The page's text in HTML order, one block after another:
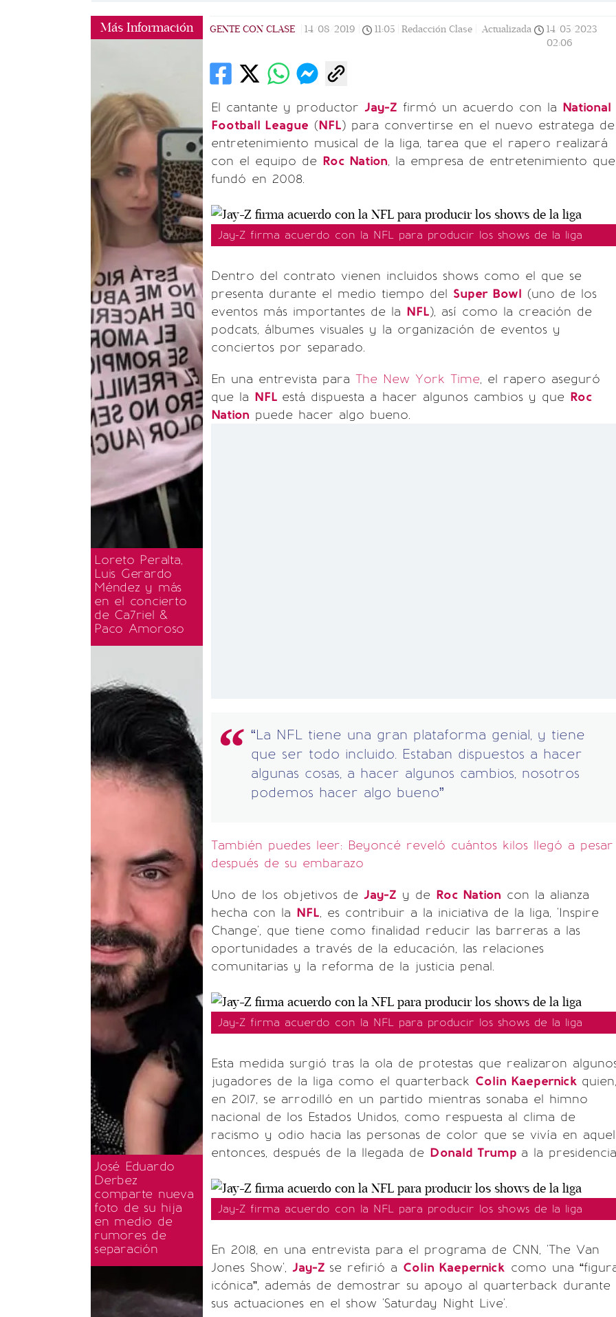
Más Información
Loreto Peralta,
Luis Gerardo
Méndez y más
en el concierto
de Ca7riel &
Paco Amoroso
José Eduardo
Derbez
comparte nueva
foto de su hija
en medio de
rumores de
separación
GENTE CON CLASE 14/08/2019 11:05 Redacción Clase | Actualizada
14/05/2023
02:06
El cantante y productor Jay-Z firmó un acuerdo con la National
Football League (NFL) para convertirse en el nuevo estratega de
entretenimiento musical de la liga, tarea que el rapero realizará
con el equipo de Roc Nation, la empresa de entretenimiento que
fundó en 2008.
Jay-Z firma acuerdo con la NFL para producir los shows de la liga
Dentro del contrato vienen incluidos shows como el que se
presenta durante el medio tiempo del Super Bowl (uno de los
eventos más importantes de la NFL), así como la creación de
podcats, álbumes visuales y la organización de eventos y
conciertos por separado.
En una entrevista para The New York Time, el rapero aseguró
que la NFL está dispuesta a hacer algunos cambios y que Roc
Nation puede hacer algo bueno.
“La NFL tiene una gran plataforma genial, y tiene
que ser todo incluido. Estaban dispuestos a hacer
algunas cosas, a hacer algunos cambios, nosotros
podemos hacer algo bueno”
También puedes leer: Beyoncé reveló cuántos kilos llegó a pesar
después de su embarazo
Uno de los objetivos de Jay-Z y de Roc Nation con la alianza
hecha con la NFL, es contribuir a la iniciativa de la liga, 'Inspire
Change', que tiene como finalidad reducir las barreras a las
oportunidades a través de la educación, las relaciones
comunitarias y la reforma de la justicia penal.
Jay-Z firma acuerdo con la NFL para producir los shows de la liga
Esta medida surgió tras la ola de protestas que realizaron
jugadores de la liga como el quarterback Colin Kaepernick quien,
en 2017, se arrodilló en un partido mientras sonaba el himno
nacional de los Estados Unidos, como respuesta al clima de
racismo y odio hacia las personas de color que se vivía en aquel
entonces, después de la llegada de Donald Trump a la
Jay-Z firma acuerdo con la NFL para producir los shows de la liga
En 2018, en una entrevista para el programa de CNN, 'The Van
Jones Show', Jay-Z se refirió a Colin Kaepernick como una
icónica”, además de demostrar su apoyo al quarterback durante
sus actuaciones en el show 'Saturday Night Live'.